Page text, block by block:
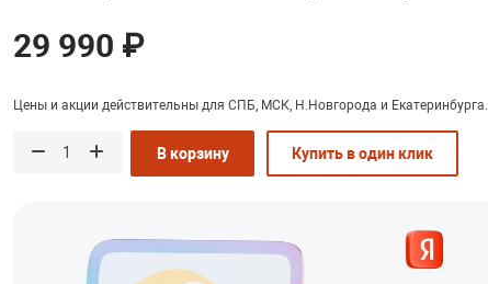
29 990 ₽
Цены и акции действительны для СПБ, МСК, Н.Новгорода и Екатеринбурга.
В корзину Купить в один клик